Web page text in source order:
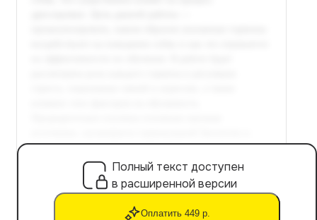
Полный текст доступен
в расширенной версии
Оплатить 449 р.